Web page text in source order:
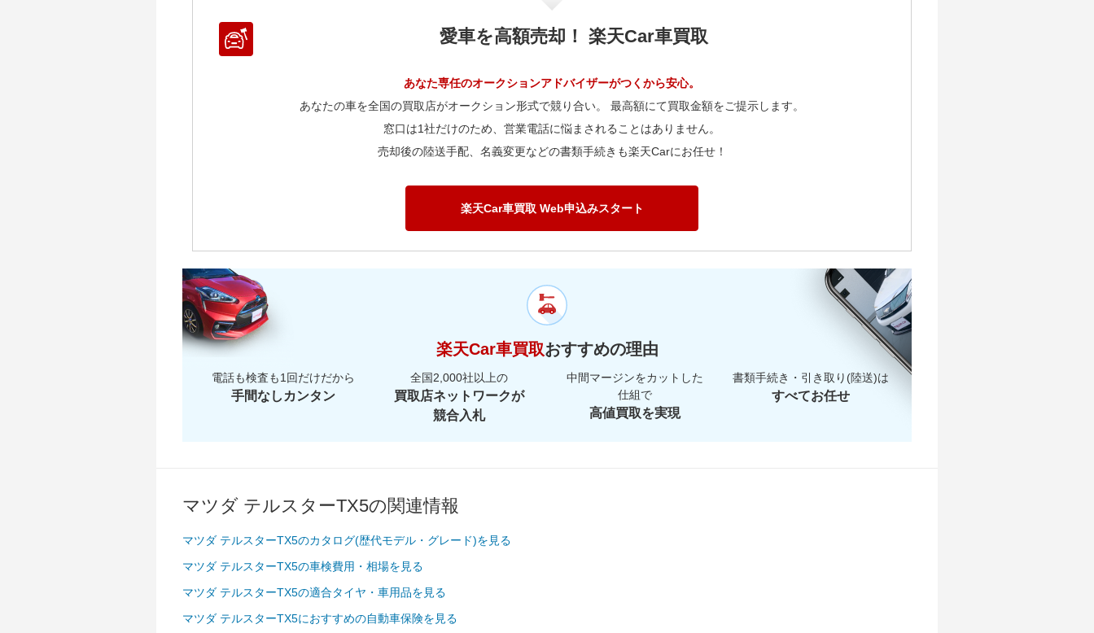
愛車を高額売却！ 楽天Car車買取
あなた専任のオークションアドバイザーがつくから安心。
あなたの車を全国の買取店がオークション形式で競り合い。 最高額にて買取金額をご提示します。
窓口は1社だけのため、営業電話に悩まされることはありません。
売却後の陸送手配、名義変更などの書類手続きも楽天Carにお任せ！
楽天Car車買取 Web申込みスタート
楽天Car車買取おすすめの理由
電話も検査も1回だけだから
手間なしカンタン
全国2,000社以上の
買取店ネットワークが
競合入札
中間マージンをカットした
仕組で
高値買取を実現
書類手続き・引き取り(陸送)は
すべてお任せ
マツダ テルスターTX5の関連情報
マツダ テルスターTX5のカタログ(歴代モデル・グレード)を見る
マツダ テルスターTX5の車検費用・相場を見る
マツダ テルスターTX5の適合タイヤ・車用品を見る
マツダ テルスターTX5におすすめの自動車保険を見る